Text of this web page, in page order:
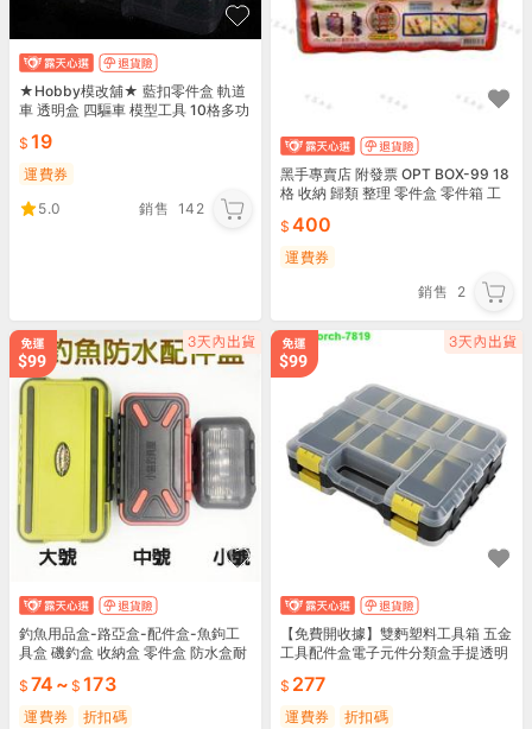
★Hobby模改舖★ 藍扣零件盒 軌道
車 透明盒 四驅車 模型工具 10格多功
盒 19
運費券
5.0
銷售 142
黑手專賣店 附發票 OPT BOX-99 18
格 收納 歸類 整理 零件盒 零件箱 工
400
運費券
銷售
2
釣魚用品盒-路亞盒-配件盒-魚鉤工
具盒 磯釣盒 收納盒 零件盒 防水盒耐
魚鉤咬鉛別針盒
74 ~ 173
運費券
折扣碼
【免費開收據】雙麪塑料工具箱 五金
工具配件盒電子元件分類盒手提透明
277
運費券
折扣碼